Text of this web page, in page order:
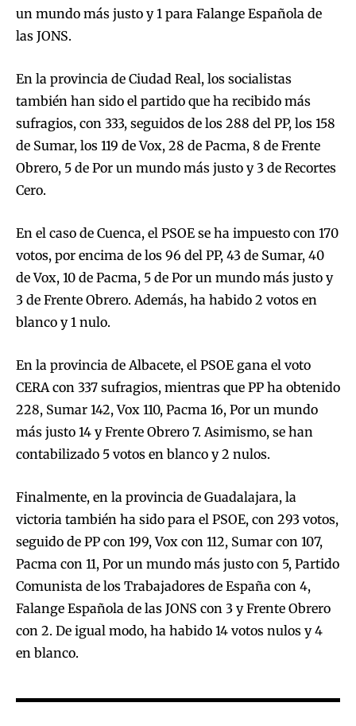
un mundo más justo y 1 para Falange Española de
las JONS.
En la provincia de Ciudad Real, los socialistas
también han sido el partido que ha recibido más
sufragios, con 333, seguidos de los 288 del PP, los 158
de Sumar, los 119 de Vox, 28 de Pacma, 8 de Frente
Obrero, 5 de Por un mundo más justo y 3 de Recortes
Cero.
En el caso de Cuenca, el PSOE se ha impuesto con 170
votos, por encima de los 96 del PP, 43 de Sumar, 40
de Vox, 10 de Pacma, 5 de Por un mundo más justo y
3 de Frente Obrero. Además, ha habido 2 votos en
blanco y 1 nulo.
En la provincia de Albacete, el PSOE gana el voto
CERA con 337 sufragios, mientras que PP ha obtenido
228, Sumar 142, Vox 110, Pacma 16, Por un mundo
más justo 14 y Frente Obrero 7. Asimismo, se han
contabilizado 5 votos en blanco y 2 nulos.
Finalmente, en la provincia de Guadalajara, la
victoria también ha sido para el PSOE, con 293 votos,
seguido de PP con 199, Vox con 112, Sumar con 107,
Pacma con 11, Por un mundo más justo con 5, Partido
Comunista de los Trabajadores de España con 4,
Falange Española de las JONS con 3 y Frente Obrero
con 2. De igual modo, ha habido 14 votos nulos y 4
en blanco.